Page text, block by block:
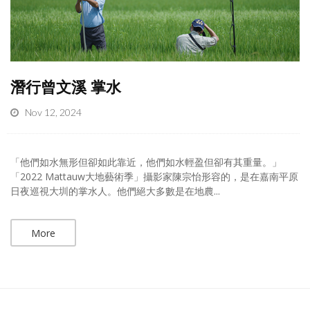
潛行曾文溪 掌水
Nov 12, 2024
「他們如水無形但卻如此靠近，他們如水輕盈但卻有其重量。」
「2022 Mattauw大地藝術季」攝影家陳宗怡形容的，是在嘉南平原
日夜巡視大圳的掌水人。他們絕大多數是在地農...
More